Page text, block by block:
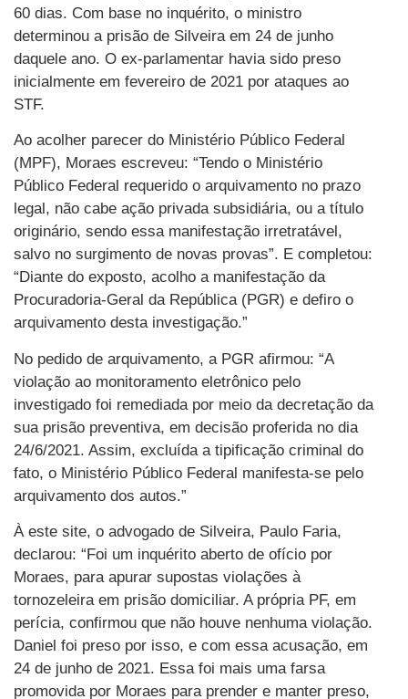
60 dias. Com base no inquérito, o ministro
determinou a prisão de Silveira em 24 de junho
daquele ano. O ex-parlamentar havia sido preso
inicialmente em fevereiro de 2021 por ataques ao
STF.
Ao acolher parecer do Ministério Público Federal
(MPF), Moraes escreveu: “Tendo o Ministério
Público Federal requerido o arquivamento no prazo
legal, não cabe ação privada subsidiária, ou a título
originário, sendo essa manifestação irretratável,
salvo no surgimento de novas provas”. E completou:
“Diante do exposto, acolho a manifestação da
Procuradoria-Geral da República (PGR) e defiro o
arquivamento desta investigação.”
No pedido de arquivamento, a PGR afirmou: “A
violação ao monitoramento eletrônico pelo
investigado foi remediada por meio da decretação da
sua prisão preventiva, em decisão proferida no dia
24/6/2021. Assim, excluída a tipificação criminal do
fato, o Ministério Público Federal manifesta-se pelo
arquivamento dos autos.”
À este site, o advogado de Silveira, Paulo Faria,
declarou: “Foi um inquérito aberto de ofício por
Moraes, para apurar supostas violações à
tornozeleira em prisão domiciliar. A própria PF, em
perícia, confirmou que não houve nenhuma violação.
Daniel foi preso por isso, e com essa acusação, em
24 de junho de 2021. Essa foi mais uma farsa
promovida por Moraes para prender e manter preso,